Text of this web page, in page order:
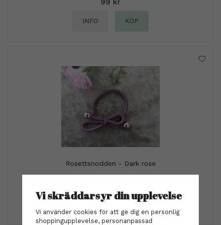
99 kr
INFO KÖP
Rosettsnodden - Dark rose
KÖP
Vi skräddarsyr din upplevelse
Vi använder cookies för att ge dig en personlig
shoppingupplevelse, personanpassad